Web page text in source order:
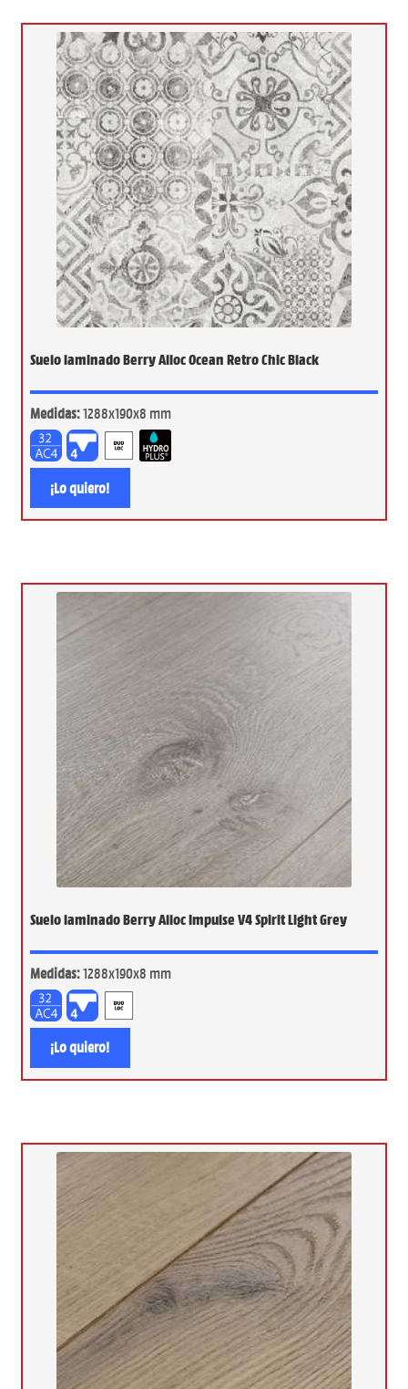
Suelo laminado Berry Alloc Ocean Retro Chic Black
Medidas:1288x190x8 mm
¡Lo quiero!
Suelo laminado Berry Alloc Impulse V4 Spirit Light Grey
Medidas:1288x190x8 mm
¡Lo quiero!